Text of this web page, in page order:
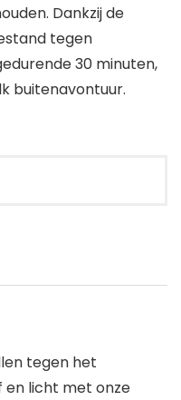
Dankzij de
tegen
30 minuten,
buitenavontuur.
tegen het
en licht met onze